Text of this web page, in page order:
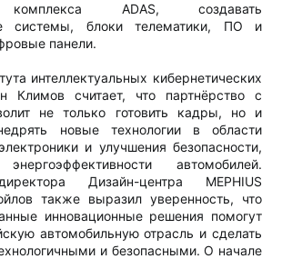
комплекса ADAS, создавать
системы, блоки телематики, ПО и
панели.
интеллектуальных кибернетических
Климов считает, что партнёрство с
не только готовить кадры, но и
новые технологии в области
и улучшения безопасности,
автомобилей.
Дизайн-центра MEPHIUS
также выразил уверенность, что
инновационные решения помогут
автомобильную отрасль и сделать
и безопасными. О начале